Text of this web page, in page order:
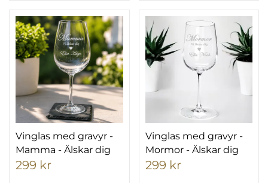
Vinglas med gravyr -
Mamma - Älskar dig
299 kr
Vinglas med gravyr -
Mormor - Älskar dig
299 kr